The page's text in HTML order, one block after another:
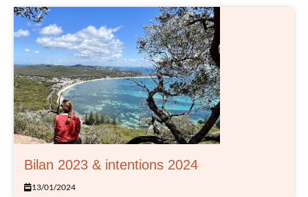
Bilan 2023 & intentions 2024
13/01/2024